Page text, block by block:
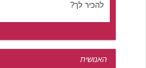
להכיר לך?
האנושית